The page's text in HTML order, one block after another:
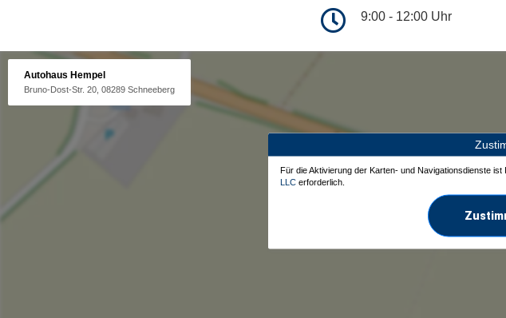
9:00 - 12:00 Uhr
Autohaus Hempel
Bruno-Dost-Str. 20, 08289 Schneeberg
Für die Aktivierung der Karten- und Navigationsdienste ist
LLC erforderlich.